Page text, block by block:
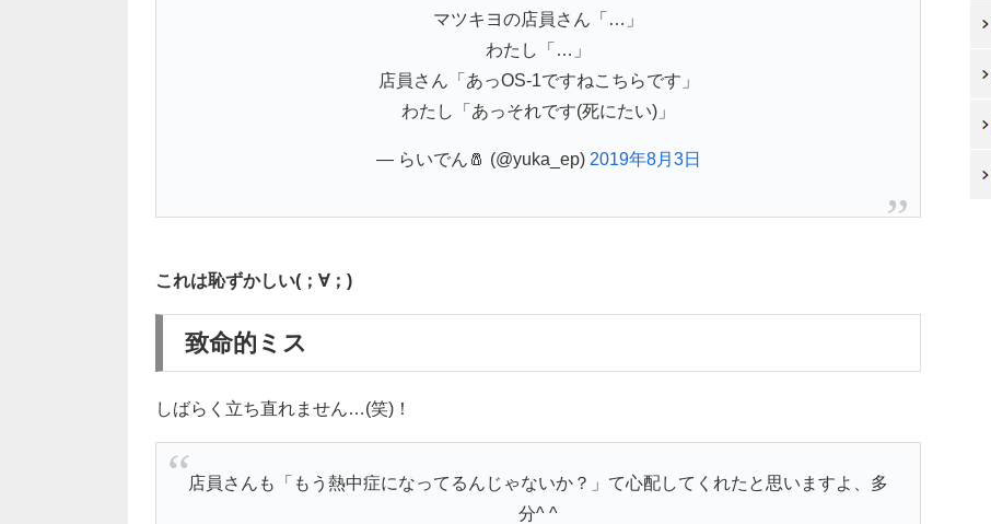
マツキヨの店員さん「…」
わたし「…」
店員さん「あっOS-1ですねこちらです」
わたし「あっそれです(死にたい)」
— らいでん🧂 (@yuka_ep) 2019年8月3日
これは恥ずかしい(；∀；)
致命的ミス
しばらく立ち直れません…(笑)！
店員さんも「もう熱中症になってるんじゃないか？」て心配してくれたと思いますよ、多
分^ ^